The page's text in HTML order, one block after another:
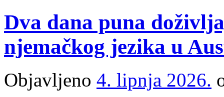
Fužinama
Dva dana puna
njemačkog jezika u
Objavljeno 4. lipnja 2026.